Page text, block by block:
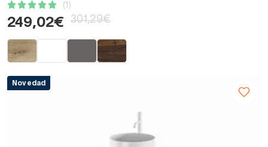
(1)
249,02€ 301,29€
Novedad